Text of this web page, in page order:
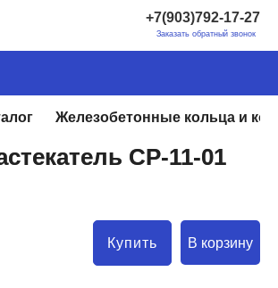
+7(903)792-17-27
Заказать обратный звонок
Железобетонные кольца и
СР-11-01
Купить В корзину